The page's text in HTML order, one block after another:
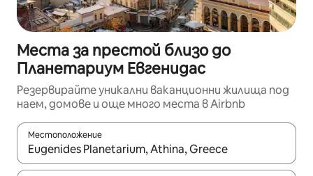
Места за престой близо до
Планетариум Евгенидас
Резервирайте уникални ваканционни жилища под
наем, домове и още много места в Airbnb
Местоположение
Когато резултатите се покажат, използвайте